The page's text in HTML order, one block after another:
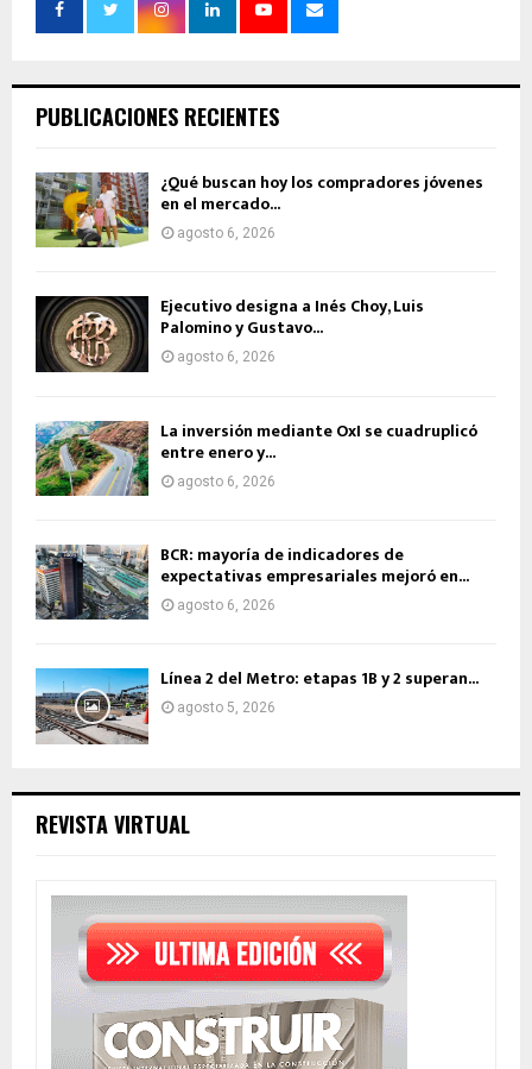
PUBLICACIONES RECIENTES
¿Qué buscan hoy los compradores jóvenes
en el mercado...
agosto 6, 2026
Ejecutivo designa a Inés Choy, Luis
Palomino y Gustavo...
agosto 6, 2026
La inversión mediante OxI se cuadruplicó
entre enero y...
agosto 6, 2026
BCR: mayoría de indicadores de
expectativas empresariales mejoró en...
agosto 6, 2026
Línea 2 del Metro: etapas 1B y 2 superan...
agosto 5, 2026
REVISTA VIRTUAL